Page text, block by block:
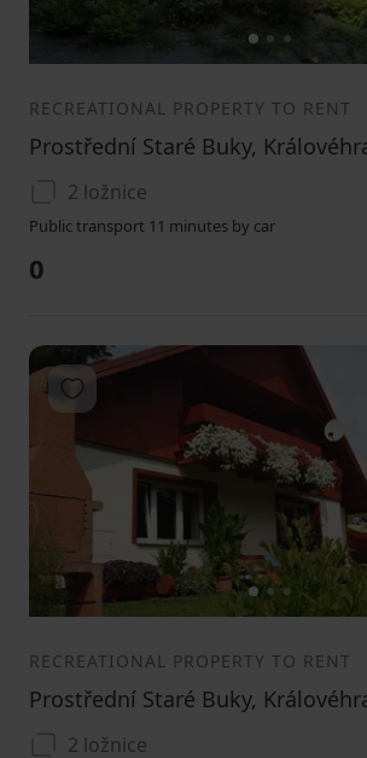
12 3
RECREATIONAL PROPERTY TO RENT
Prostřední Staré Buky,
2 ložnice
Public transport 11 minutes by car
0
12 3
Add to favorites
RECREATIONAL PROPERTY TO RENT
Prostřední Staré Buky,
2 ložnice